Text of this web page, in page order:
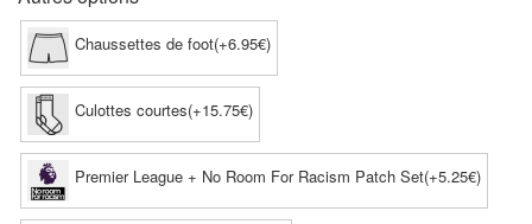
Chaussettes de foot(+6.95€)
Culottes courtes(+15.75€)
Premier League + No Room For Racism Patch Set(+5.25€)